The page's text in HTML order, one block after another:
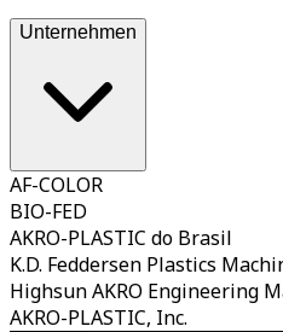
Unternehmen
AF-COLOR
BIO-FED
AKRO-PLASTIC do Brasil
K.D. Feddersen Plastics
Highsun AKRO Engineering
AKRO-PLASTIC, Inc.